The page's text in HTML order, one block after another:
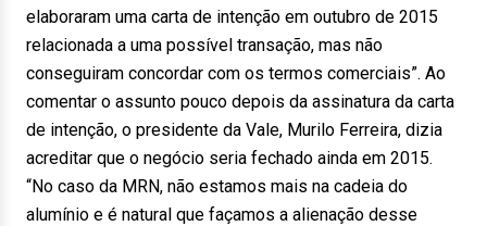
elaboraram uma carta de intenção em outubro de 2015
relacionada a uma possível transação, mas não
conseguiram concordar com os termos comerciais”. Ao
comentar o assunto pouco depois da assinatura da carta
de intenção, o presidente da Vale, Murilo Ferreira, dizia
acreditar que o negócio seria fechado ainda em 2015.
“No caso da MRN, não estamos mais na cadeia do
alumínio e é natural que façamos a alienação desse